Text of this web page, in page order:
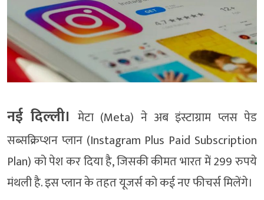
नई दिल्ली। मेटा (Meta) ने अब इंस्टाग्राम प्लस पेड
सब्सक्रिप्शन प्लान (Instagram Plus Paid Subscription
Plan) को पेश कर दिया है, जिसकी कीमत भारत में 299 रुपये
मंथली है. इस प्लान के तहत यूजर्स को कई नए फीचर्स मिलेंगे।